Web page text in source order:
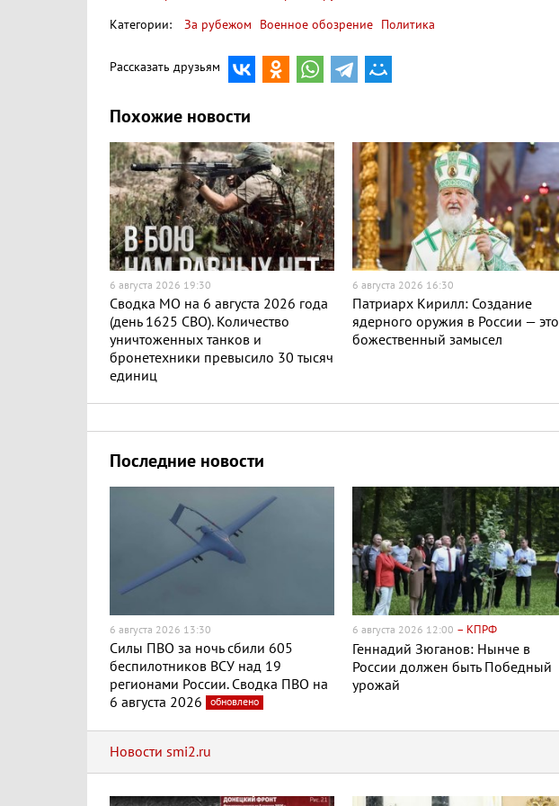
Категории:
За рубежом Военное обозрение Политика
Рассказать друзьям
Похожие новости
6 августа 2026 19:30
Сводка МО на 6 августа 2026 года
(день 1625 СВО). Количество
уничтоженных танков и
бронетехники превысило 30 тысяч
единиц
6 августа 2026 16:30
Патриарх Кирилл: Создание
ядерного оружия в России — это
божественный замысел
Последние новости
6 августа 2026 13:30
Силы ПВО за ночь сбили 605
беспилотников ВСУ над 19
регионами России. Сводка ПВО на
6 августа 2026
обновлено
6 августа 2026 12:00 – КПРФ
Геннадий Зюганов: Нынче в
России должен быть Победный
урожай
Новости smi2.ru